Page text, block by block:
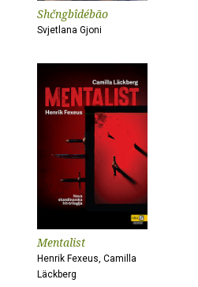
Shčngbîdébão
Svjetlana Gjoni
Mentalist
Henrik Fexeus, Camilla
Läckberg